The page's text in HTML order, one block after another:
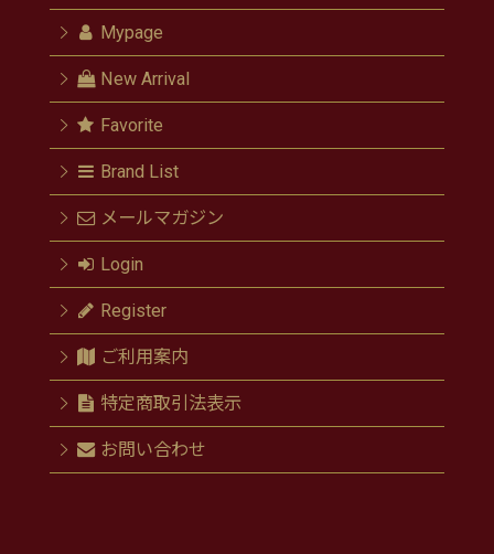
Mypage
New Arrival
Favorite
Brand List
メールマガジン
Login
Register
ご利用案内
特定商取引法表示
お問い合わせ